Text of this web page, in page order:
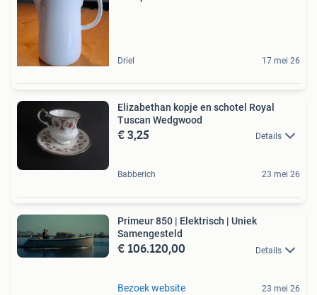
Driel 17 mei 26
Elizabethan kopje en schotel Royal
Tuscan Wedgwood
€ 3,25 Details
Babberich 23 mei 26
Primeur 850 | Elektrisch | Uniek
Samengesteld
€ 106.120,00 Details
Bezoek website 23 mei 26